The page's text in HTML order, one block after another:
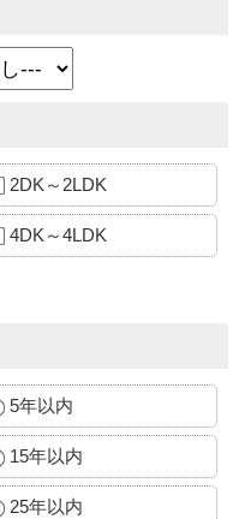
2DK～2LDK
4DK～4LDK
5年以内
15年以内
25年以内